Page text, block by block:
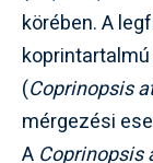
körében. A
(Coprinopsis
mérgezési
A Coprinopsis